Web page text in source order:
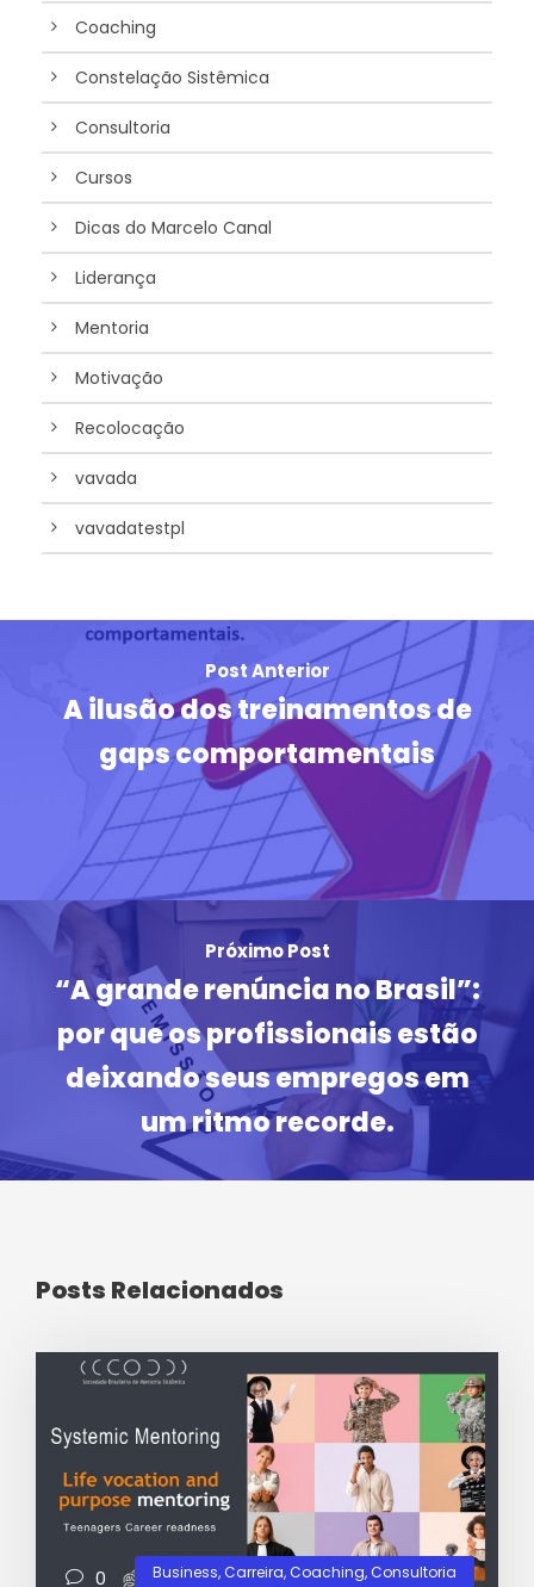
Coaching
Constelação Sistêmica
Consultoria
Cursos
Dicas do Marcelo Canal
Liderança
Mentoria
Motivação
Recolocação
vavada
vavadatestpl
Post Anterior
A ilusão dos treinamentos de
gaps comportamentais
Próximo Post
“A grande renúncia no Brasil”:
por que os profissionais estão
deixando seus empregos em
um ritmo recorde.
Posts Relacionados
0 Business, Carreira, Coaching, Consultoria